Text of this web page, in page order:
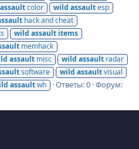
assaultcolor wild assaultesp
hack and cheat
wild assault items
memhack
assault misc wild assault radar
software wild assaultvisual
assaultwh Ответы: 0 Форум: